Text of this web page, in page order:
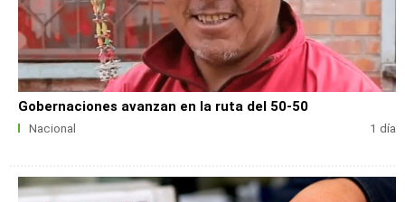
Gobernaciones avanzan en la ruta del 50-50
Nacional 1 día